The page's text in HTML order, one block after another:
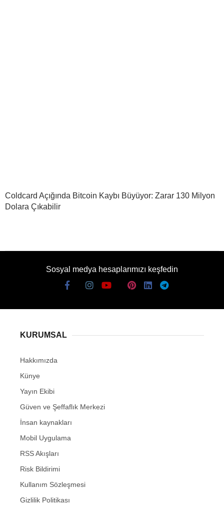
Coldcard Açığında Bitcoin Kaybı Büyüyor: Zarar 130 Milyon
Dolara Çıkabilir
Sosyal medya hesaplarımızı keşfedin
KURUMSAL
Hakkımızda
Künye
Yayın Ekibi
Güven ve Şeffaflık Merkezi
İnsan kaynakları
Mobil Uygulama
RSS Akışları
Risk Bildirimi
Kullanım Sözleşmesi
Gizlilik Politikası